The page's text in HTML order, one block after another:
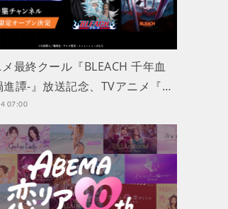
最終クール『BLEACH 千年血
進譚-』放送記念、TVアニメ『…
07:00